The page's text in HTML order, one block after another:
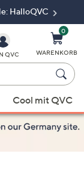
HalloQVC
QVC
0
WARENKORB
Cool mit QVC